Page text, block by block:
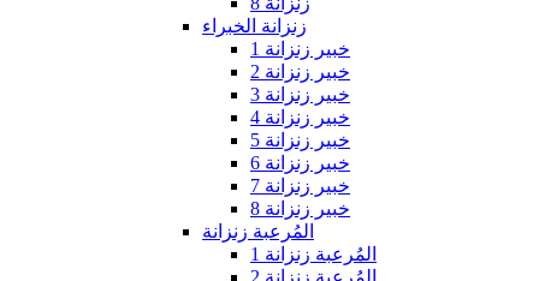
زنزانة الخبراء
خبير زنزانة 1
خبير زنزانة 2
خبير زنزانة 3
خبير زنزانة 4
خبير زنزانة 5
خبير زنزانة 6
خبير زنزانة 7
خبير زنزانة 8
المُرعبة زنزانة
المُرعبة زنزانة 1